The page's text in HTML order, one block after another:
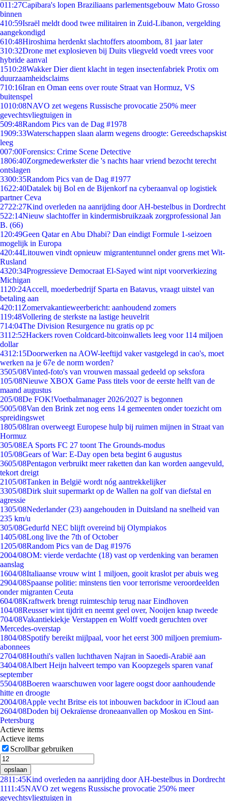
011:27Capibara's lopen Braziliaans parlementsgebouw Mato Grosso
binnen
410:59Israël meldt dood twee militairen in Zuid-Libanon, vergelding
aangekondigd
610:48Hiroshima herdenkt slachtoffers atoombom, 81 jaar later
310:32Drone met explosieven bij Duits vliegveld voedt vrees voor
hybride aanval
1510:28Wakker Dier dient klacht in tegen insectenfabriek Protix om
duurzaamheidsclaims
710:16Iran en Oman eens over route Straat van Hormuz, VS
buitenspel
1010:08NAVO zet wegens Russische provocatie 250% meer
gevechtsvliegtuigen in
509:48Random Pics van de Dag #1978
1909:33Waterschappen slaan alarm wegens droogte: Gereedschapskist
leeg
007:00Forensics: Crime Scene Detective
1806:40Zorgmedewerkster die 's nachts haar vriend bezocht terecht
ontslagen
3300:35Random Pics van de Dag #1977
1622:40Datalek bij Bol en de Bijenkorf na cyberaanval op logistiek
partner Ceva
2722:27Kind overleden na aanrijding door AH-bestelbus in Dordrecht
522:14Nieuw slachtoffer in kindermisbruikzaak zorgprofessional Jan
B. (66)
1 20:49Geen Qatar en Abu Dhabi? Dan eindigt Formule 1-seizoen
mogelijk in Europa
420:44Litouwen vindt opnieuw migrantentunnel onder grens met Wit-
Rusland
4320:34Progressieve Democraat El-Sayed wint nipt voorverkiezing
Michigan
11 20:24Accell, moederbedrijf Sparta en Batavus, vraagt uitstel van
betaling aan
420:11 Zomervakantieweerbericht: aanhoudend zomers
119:48Vollering de sterkste na lastige heuvelrit
714:04The Division Resurgence nu gratis op pc
3112:52Hackers roven Coldcard-bitcoinwallets leeg voor 114 miljoen
dollar
4312:15Doorwerken na AOW-leeftijd vaker vastgelegd in cao's, moet
werken na je 67e de norm worden?
3505/08Vinted-foto's van vrouwen massaal gedeeld op seksfora
105/08Nieuwe XBOX Game Pass titels voor de eerste helft van de
maand augustus
205/08De FOK!Voetbalmanager 2026/2027 is begonnen
5005/08Van den Brink zet nog eens 14 gemeenten onder toezicht om
spreidingswet
1805/08Iran overweegt Europese hulp bij ruimen mijnen in Straat van
Hormuz
305/08EA Sports FC 27 toont The Grounds-modus
105/08Gears of War: E-Day open beta begint 6 augustus
3605/08Pentagon verbruikt meer raketten dan kan worden aangevuld,
tekort dreigt
2105/08Tanken in België wordt nóg aantrekkelijker
3305/08Dirk sluit supermarkt op de Wallen na golf van diefstal en
agressie
1305/08Nederlander (23) aangehouden in Duitsland na snelheid van
235 km/u
305/08Gedurfd NEC blijft overeind bij Olympiakos
1405/08Long live the 7th of October
1205/08Random Pics van de Dag #1976
2004/08OM: vierde verdachte (18) vast op verdenking van beramen
aanslag
1604/08Italiaanse vrouw wint 1 miljoen, gooit kraslot per abuis weg
2904/08Spaanse politie: minstens tien voor terrorisme veroordeelden
onder migranten Ceuta
604/08Kraftwerk brengt ruimteschip terug naar Eindhoven
104/08Reusser wint tijdrit en neemt geel over, Nooijen knap tweede
704/08Vakantiekiekje Verstappen en Wolff voedt geruchten over
Mercedes-overstap
1804/08Spotify bereikt mijlpaal, voor het eerst 300 miljoen premium-
abonnees
2704/08Houthi's vallen luchthaven Najran in Saoedi-Arabië aan
3404/08Albert Heijn halveert tempo van Koopzegels sparen vanaf
september
5504/08Boeren waarschuwen voor lagere oogst door aanhoudende
hitte en droogte
2004/08Apple vecht Britse eis tot inbouwen backdoor in iCloud aan
2604/08Doden bij Oekraïense droneaanvallen op Moskou en Sint-
Petersburg
Actieve items
Actieve items
Scrollbar gebruiken
opslaan
2811:45Kind overleden na aanrijding door AH-bestelbus in Dordrecht
1111:45NAVO zet wegens Russische provocatie 250% meer
gevechtsvliegtuigen in